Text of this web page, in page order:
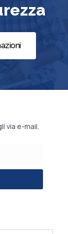
via e-mail.